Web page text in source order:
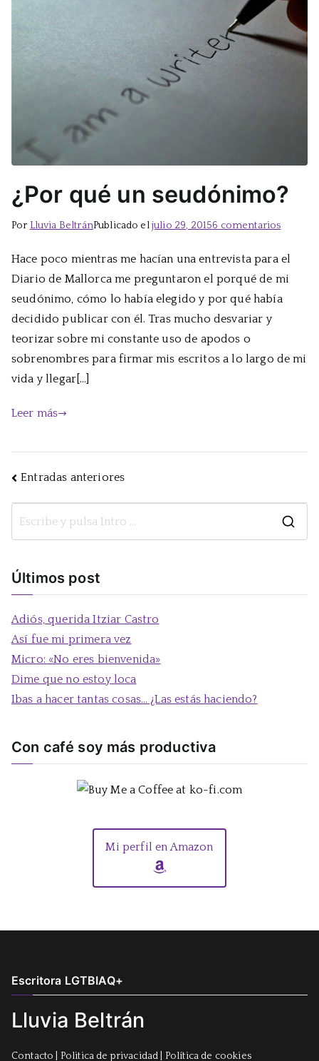
¿Por qué un seudónimo?
Por Lluvia BeltránPublicado eljulio 29, 20156 comentariosen
qué
un
Hace poco mientras me hacían una entrevista para el
Diario de Mallorca me preguntaron el porqué de mi
seudónimo, cómo lo había elegido y por qué había
decidido publicar con él. Tras mucho desvariar y
teorizar sobre mi constante uso de apodos o
sobrenombres para firmar mis escritos a lo largo de mi
vida y llegar[…]
Leer más
Navegación
de
entradas
Entradas anteriores
Últimos post
Adiós, querida Itziar Castro
Así fue mi primera vez
Micro: «No eres bienvenida»
Dime que no estoy loca
Ibas a hacer tantas cosas… ¿Las estás haciendo?
Con café soy más productiva
Mi perfil en Amazon
Escritora LGTBIAQ+
Lluvia Beltrán
Contacto Politica de privacidad Política de cookies